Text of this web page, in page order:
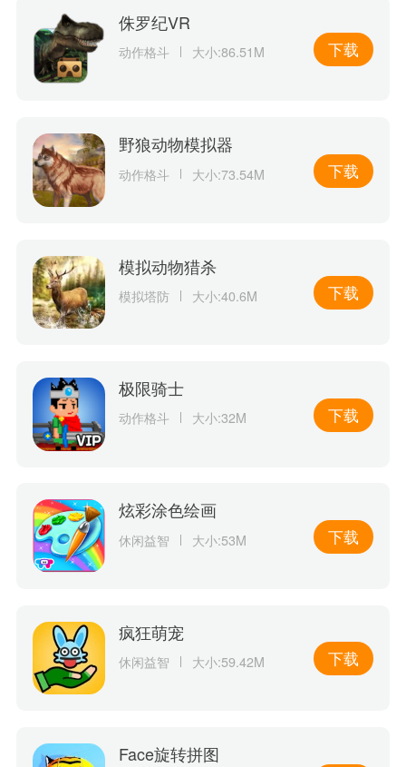
侏罗纪VR
动作格斗 大小:86.51M 下载
野狼动物模拟器
动作格斗 大小:73.54M 下载
模拟动物猎杀
模拟塔防 大小:40.6M 下载
极限骑士
动作格斗 大小:32M 下载
炫彩涂色绘画
休闲益智 大小:53M 下载
疯狂萌宠
休闲益智 大小:59.42M 下载
Face旋转拼图